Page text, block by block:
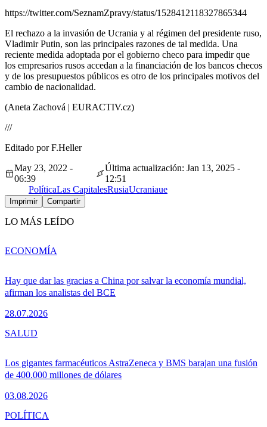
https://twitter.com/SeznamZpravy/status/1528412118327865344
El rechazo a la invasión de Ucrania y al régimen del presidente ruso,
Vladimir Putin, son las principales razones de tal medida. Una
reciente medida adoptada por el gobierno checo para impedir que
los empresarios rusos accedan a la financiación de los bancos checos
y de los presupuestos públicos es otro de los principales motivos del
cambio de nacionalidad.
(Aneta Zachová | EURACTIV.cz)
///
Editado por F.Heller
May 23, 2022 -
06:39
Última actualización: Jan 13, 2025 -
12:51
PolíticaLas CapitalesRusiaUcraniaue
Imprimir Compartir
LO MÁS LEÍDO
Hay que dar las gracias a China por salvar la economía mundial,
afirman los analistas del BCE
28.07.2026
ECONOMÍA
Los gigantes farmacéuticos AstraZeneca y BMS barajan una fusión
de 400.000 millones de dólares
03.08.2026
SALUD
POLÍTICA